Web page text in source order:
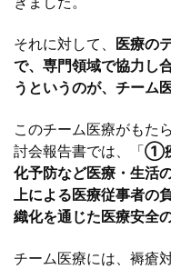
それに対して、 医療の
で、専門領域で協力し
うというのが、チーム
このチーム医療がもた
討会報告書では、「①
化予防など医療・生活
上による医療従事者の
織化を通じた医療安全
チーム医療には、褥瘡